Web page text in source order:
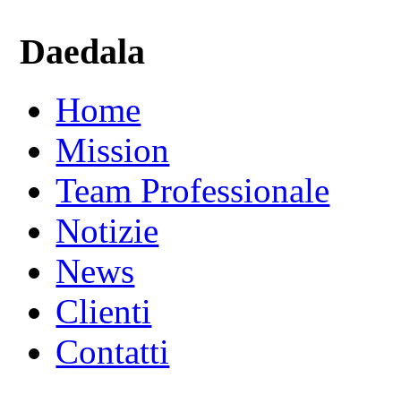
Daedala
Home
Mission
Team Professionale
Notizie
News
Clienti
Contatti